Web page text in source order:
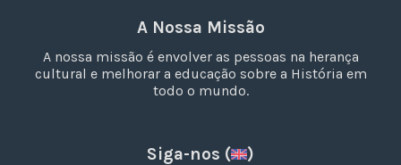
A Nossa Missão
A nossa missão é envolver as pessoas na herança
cultural e melhorar a educação sobre a História em
todo o mundo.
Siga-nos ( )